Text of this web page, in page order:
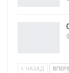
НАЗАД